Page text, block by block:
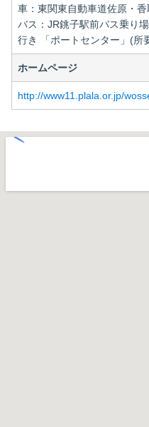
車：東関東自動車道佐原・
バス：JR銚子駅前バス乗り
行き 「ポートセンター」(所
ホームページ
http://www11.plala.or.jp/